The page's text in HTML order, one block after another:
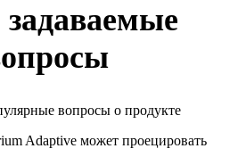
вопросы о продукте
Adaptive может проецировать